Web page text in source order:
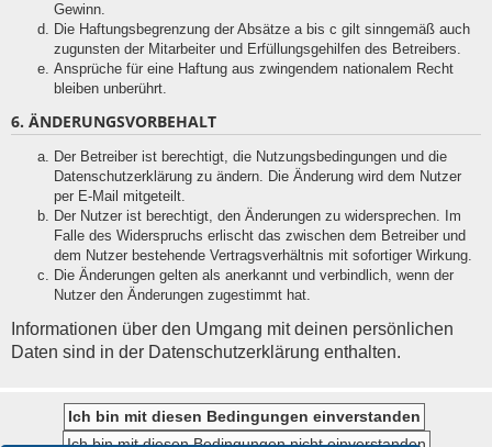
Gewinn.
Die Haftungsbegrenzung der Absätze a bis c gilt sinngemäß auch
zugunsten der Mitarbeiter und Erfüllungsgehilfen des Betreibers.
Ansprüche für eine Haftung aus zwingendem nationalem Recht
bleiben unberührt.
6. ÄNDERUNGSVORBEHALT
Der Betreiber ist berechtigt, die Nutzungsbedingungen und die
Datenschutzerklärung zu ändern. Die Änderung wird dem Nutzer
per E-Mail mitgeteilt.
Der Nutzer ist berechtigt, den Änderungen zu widersprechen. Im
Falle des Widerspruchs erlischt das zwischen dem Betreiber und
dem Nutzer bestehende Vertragsverhältnis mit sofortiger Wirkung.
Die Änderungen gelten als anerkannt und verbindlich, wenn der
Nutzer den Änderungen zugestimmt hat.
Informationen über den Umgang mit deinen persönlichen
Daten sind in der Datenschutzerklärung enthalten.